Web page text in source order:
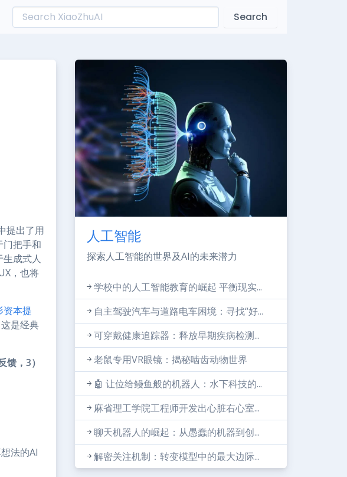
Search
提出了用
门把手和
成式人
，也将
资本提
是经典
馈，3）
法的AI
人工智能
探索人工智能的世界及AI的未来潜力
学校中的人工智能教育的崛起 平衡现实...
自主驾驶汽车与道路电车困境：寻找“好...
可穿戴健康追踪器：释放早期疾病检测...
老鼠专用VR眼镜：揭秘啮齿动物世界
🤖 让位给鳗鱼般的机器人：水下科技的...
麻省理工学院工程师开发出心脏右心室...
聊天机器人的崛起：从愚蠢的机器到创...
解密关注机制：转变模型中的最大边际...